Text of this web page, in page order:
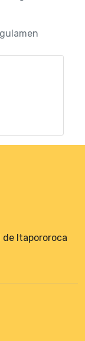
Itapororoca